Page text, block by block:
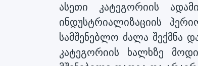
ასეთი კატეგორიის
ინდუსტრიალიზაციის
სამშენებლო ძალა შექმნა
კატეგორიის ხალხზე